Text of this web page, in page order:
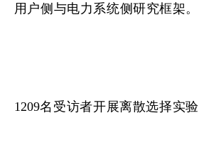
用户侧与电力系统侧研究框架
1209名受访者开展离散选择实